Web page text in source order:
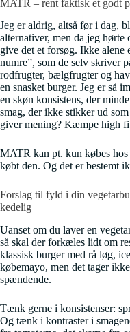
MATR – rent faktisk et godt
Jeg er aldrig, altså før i dag,
alternativer, men da jeg
give det et forsøg. Ikke
numre”, som de selv skriver
rodfrugter, bælgfrugter og
en snasket burger. Jeg er så
en skøn konsistens, der
smag, der ikke stikker ud
giver mening? Kæmpe high
MATR kan pt. kun købes
købt den. Og det er bestemt
Forslag til fyld i din
kedelig
Uanset om du laver en
så skal der forkæles lidt om
klassisk burger med rå løg,
købemayo, men det tager
spændende.
Tænk gerne i konsistenser:
Og tænk i kontraster i